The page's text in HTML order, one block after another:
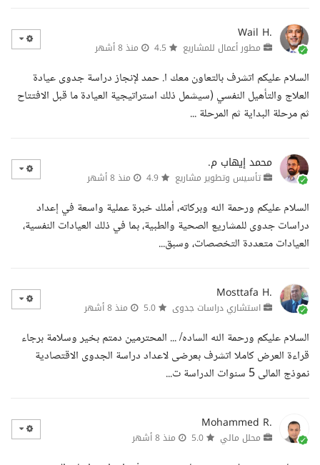
Wail H.
مطور أعمال للمشاريع منذ 8 أشهر
السلام عليكم اتشرف بالتعاون معك ا. حمد لإنجاز دراسة جدوى عيادة
العلاج والتأهيل النفسي (سيشمل ذلك استراتيجية العيادة ما قبل الافتتاح
ثم مرحلة البداية ثم المرحلة ...
محمد إيهاب م.
تأسيس وتطوير مشاريع منذ 8 أشهر
السلام عليكم ورحمة الله وبركاته، أملك خبرة عملية واسعة في إعداد
دراسات جدوى للمشاريع الصحية والطبية، بما في ذلك العيادات النفسية،
العيادات متعددة التخصصات، وسبق...
Mosttafa H.
استشاري دراسات جدوى منذ 8 أشهر
السلام عليكم ورحمة الله الساده/ ... المحترمين دمتم بخير وسلامة برجاء
قراءة العرض كاملا اتشرف بعرضى لاعداد دراسة الجدوى الاقتصادية
نموذج المالى 5 سنوات الدراسة ت...
Mohammed R.
محلل مالي منذ 8 أشهر